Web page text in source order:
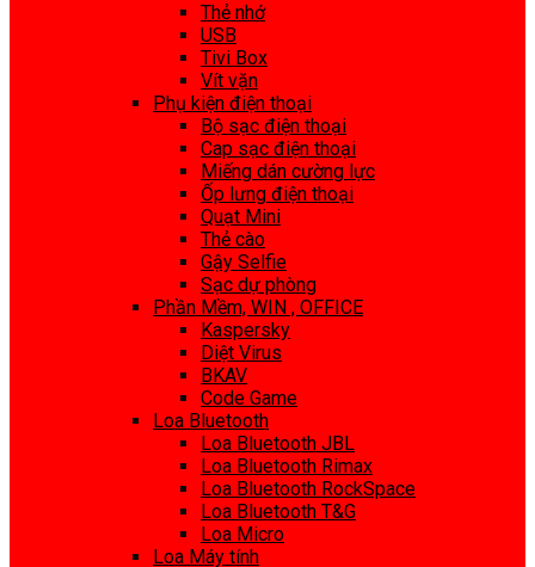
Thẻ nhớ
USB
Tivi Box
Vít vặn
Phụ kiện điện thoại
Bộ sạc điện thoại
Cap sạc điện thoại
Miếng dán cường lực
Ốp lưng điện thoại
Quạt Mini
Thẻ cào
Gậy Selfie
Sạc dự phòng
Phần Mềm, WIN , OFFICE
Kaspersky
Diệt Virus
BKAV
Code Game
Loa Bluetooth
Loa Bluetooth JBL
Loa Bluetooth Rimax
Loa Bluetooth RockSpace
Loa Bluetooth T&G
Loa Micro
Loa Máy tính